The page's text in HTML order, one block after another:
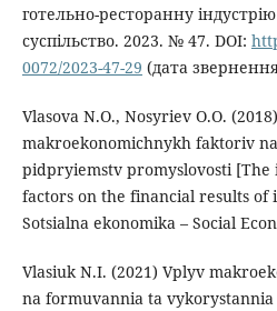
готельно-ресторанну
суспільство. 2023. № 47. DOI:
0072/2023-47-29 (дата
Vlasova N.O., Nosyriev O.O.
makroekonomichnykh faktoriv
pidpryiemstv promyslovosti [The
factors on the financial results
Sotsialna ekonomika – Social
Vlasiuk N.I. (2021) Vplyv
na formuvannia ta